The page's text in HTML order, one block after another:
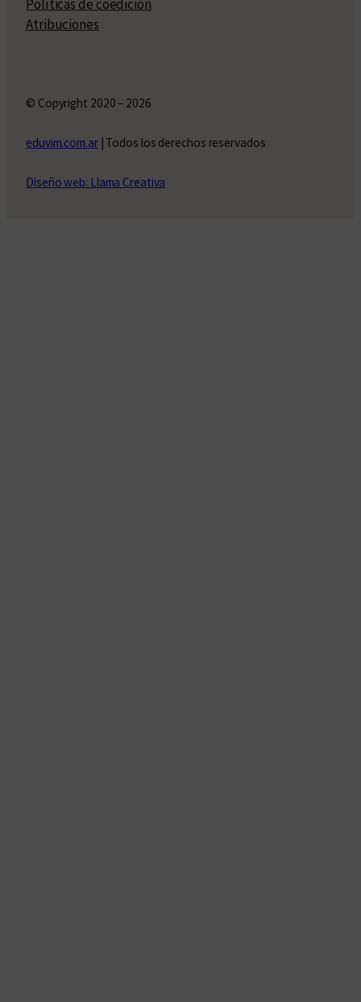
Políticas de coedición
Atribuciones
© Copyright 2020 – 2026
eduvim.com.ar| Todos los derechos reservados
Diseño web: Llama Creativa